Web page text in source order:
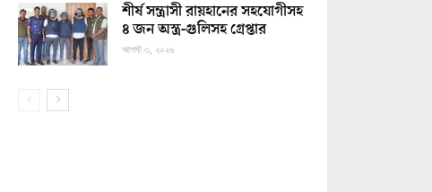
শীর্ষ সন্ত্রাসী রায়হানের সহযোগীসহ
৪ জন অস্ত্র-গুলিসহ গ্রেপ্তার
আগস্ট ৩, ২০২৬